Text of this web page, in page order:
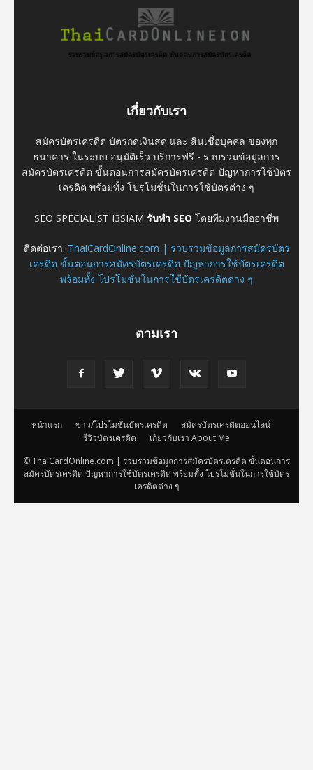
เกี่ยวกับเรา
สมัครบัตรเครดิต บัตรกดเงินสด และ สินเชื่อบุคคล ของทุก
ธนาคาร ในระบบ อนุมัติเร็ว บริการฟรี - รวบรวมข้อมูลการ
สมัครบัตรเครดิต ขั้นตอนการสมัครบัตรเครดิต ปัญหาการใช้บัตร
เครดิต พร้อมทั้ง โปรโมชั่นในการใช้บัตรต่าง ๆ
SEO SPECIALIST I3SIAM รับทำ SEO โดยทีมงานมืออาชีพ
ติดต่อเรา: ThaiCardOnline.com | รวบรวมข้อมูลการสมัครบัตร
เครดิต ขั้นตอนการสมัครบัตรเครดิต ปัญหาการใช้บัตรเครดิต
พร้อมทั้ง โปรโมชั่นในการใช้บัตรเครดิตต่าง ๆ
ตามเรา
หน้าแรก ข่าว/โปรโมชั่นบัตรเครดิต
สมัครบัตรเครดิตออนไลน์
รีวิวบัตรเครดิต
เกี่ยวกับเรา About Me
© ThaiCardOnline.com | รวบรวมข้อมูลการสมัครบัตรเครดิต ขั้นตอนการ
สมัครบัตรเครดิต ปัญหาการใช้บัตรเครดิต พร้อมทั้ง โปรโมชั่นในการใช้บัตร
เครดิตต่าง ๆ